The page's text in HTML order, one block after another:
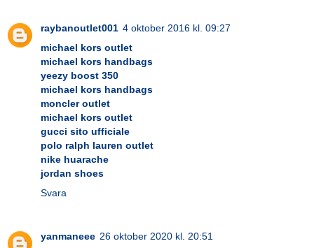
raybanoutlet001 4 oktober 2016 kl. 09:27
michael kors outlet
michael kors handbags
yeezy boost 350
michael kors handbags
moncler outlet
michael kors outlet
gucci sito ufficiale
polo ralph lauren outlet
nike huarache
jordan shoes
Svara
yanmaneee 26 oktober 2020 kl. 20:51